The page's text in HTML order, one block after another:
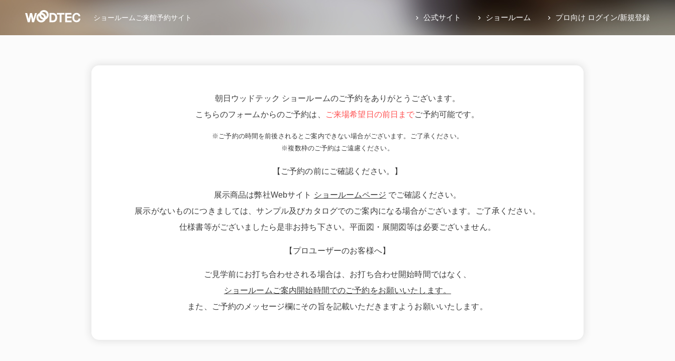
ショールーム ご来館予約サイト 公式サイト ショールーム プロ向け ログイン/新規登録
朝日ウッドテック ショールームのご予約をありがとうございます。
こちらのフォームからのご予約は、
ご来場希望日の前日までご予約可能です。
※ご予約の時間を前後されるとご案内できない場合がございます。ご了承ください。
※複数枠のご予約はご遠慮ください。
【ご予約の前にご確認ください。】
展示商品は弊社Webサイト ショールームページ でご確認ください。
展示がないものにつきましては、サンプル及びカタログでのご案内になる場合がございます。ご了承ください。
仕様書等がございましたら是非お持ち下さい。平面図・展開図等は必要ございません。
【プロユーザーのお客様へ】
ご見学前にお打ち合わせされる場合は、お打ち合わせ開始時間ではなく、
ショールームご案内開始時間でのご予約をお願いいたします。
また、ご予約のメッセージ欄にその旨を記載いただきますようお願いいたします。